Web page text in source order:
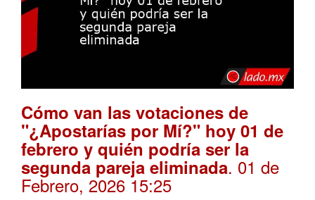
Cómo van las votaciones de
"¿Apostarías por Mí?" hoy 01 de
febrero y quién podría ser la
segunda pareja eliminada. 01 de
Febrero, 2026 15:25